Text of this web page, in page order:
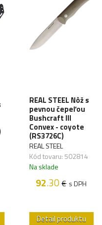
REAL STEEL Nôž s
pevnou čepeľou
Bushcraft III
Convex - coyote
(RS3726C)
REAL STEEL
Kód tovaru: 502814
Na sklade
92.30€ s DPH
Detail produktu